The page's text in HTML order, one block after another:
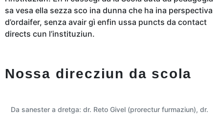
sa vesa ella sezza sco ina dunna che ha ina perspectiva
d’ordaifer, senza avair gì enfin ussa puncts da contact
directs cun l’instituziun.
Nossa direcziun da scola
Da sanester a dretga: dr. Reto Givel (prorectur furmaziun), dr.